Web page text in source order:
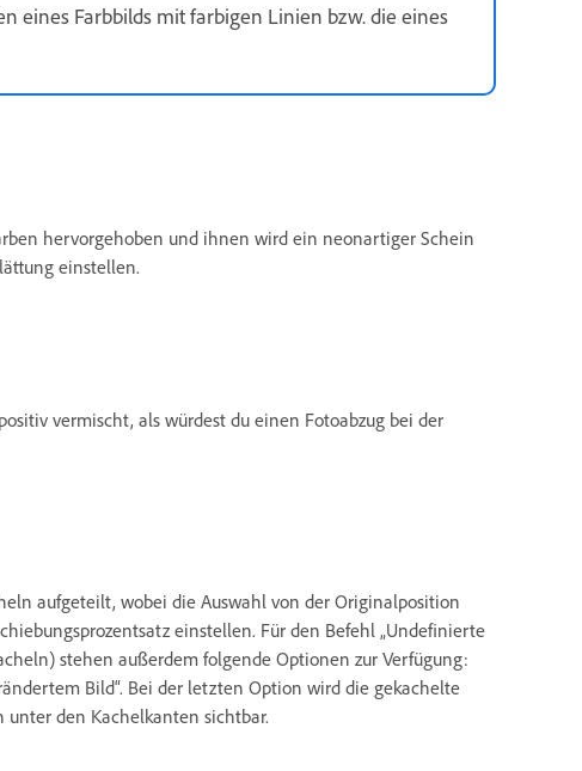
eines Farbbilds mit farbigen Linien bzw. die eines
hervorgehoben und ihnen wird ein neonartiger Schein
einstellen.
vermischt, als würdest du einen Fotoabzug bei der
aufgeteilt, wobei die Auswahl von der Originalposition
einstellen. Für den Befehl „Undefinierte
stehen außerdem folgende Optionen zur Verfügung:
Bild“. Bei der letzten Option wird die gekachelte
unter den Kachelkanten sichtbar.